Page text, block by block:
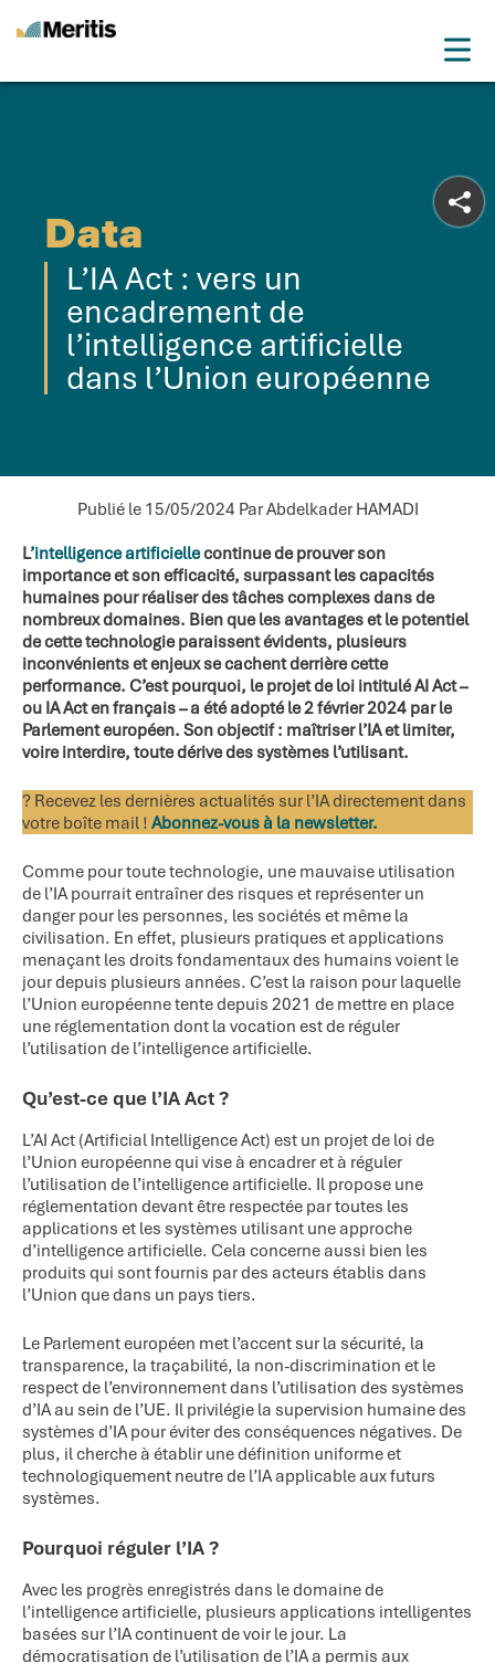
Data
L’IA Act : vers un
encadrement de
l’intelligence artificielle
dans l’Union européenne
Publié le 15/05/2024 Par Abdelkader HAMADI
L’intelligence artificiellecontinue de prouver son
importance et son efficacité, surpassant les capacités
humaines pour réaliser des tâches complexes dans de
nombreux domaines. Bien que les avantages et le potentiel
de cette technologie paraissent évidents, plusieurs
inconvénients et enjeux se cachent derrière cette
performance. C’est pourquoi, le projet de loi intitulé AI Act –
ou IA Act en français – a été adopté le 2 février 2024 par le
Parlement européen. Son objectif : maîtriser l’IA et limiter,
voire interdire, toute dérive des systèmes l’utilisant.
? Recevez les dernières actualités sur l’IA directement dans
votre boîte mail ! Abonnez-vous à la newsletter.
Comme pour toute technologie, une mauvaise utilisation
de l’IA pourrait entraîner des risques et représenter un
danger pour les personnes, les sociétés et même la
civilisation. En effet, plusieurs pratiques et applications
menaçant les droits fondamentaux des humains voient le
jour depuis plusieurs années. C’est la raison pour laquelle
l’Union européenne tente depuis 2021 de mettre en place
une réglementation dont la vocation est de réguler
l’utilisation de l’intelligence artificielle.
Qu’est-ce que l’IA Act ?
L’AI Act (Artificial Intelligence Act) est un projet de loi de
l’Union européenne qui vise à encadrer et à réguler
l’utilisation de l’intelligence artificielle. Il propose une
réglementation devant être respectée par toutes les
applications et les systèmes utilisant une approche
d’intelligence artificielle. Cela concerne aussi bien les
produits qui sont fournis par des acteurs établis dans
l’Union que dans un pays tiers.
Le Parlement européen met l’accent sur la sécurité, la
transparence, la traçabilité, la non-discrimination et le
respect de l’environnement dans l’utilisation des systèmes
d’IA au sein de l’UE. Il privilégie la supervision humaine des
systèmes d’IA pour éviter des conséquences négatives. De
plus, il cherche à établir une définition uniforme et
technologiquement neutre de l’IA applicable aux futurs
systèmes.
Pourquoi réguler l’IA ?
Avec les progrès enregistrés dans le domaine de
l’intelligence artificielle, plusieurs applications intelligentes
basées sur l’IA continuent de voir le jour. La
démocratisation de l’utilisation de l’IA a permis aux